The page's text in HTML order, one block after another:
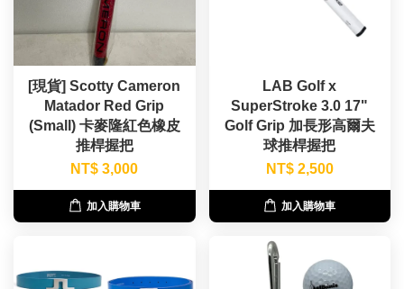
[現貨] Scotty Cameron
Matador Red Grip
(Small) 卡麥隆紅色橡皮
推桿握把
NT$ 3,000
加入購物車
LAB Golf x
SuperStroke 3.0 17"
Golf Grip 加長形高爾夫
球推桿握把
NT$ 2,500
加入購物車